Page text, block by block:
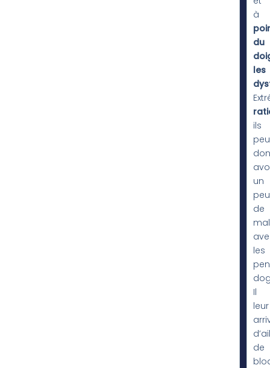
à
du
les
ils
un
peu
de
mal
les
Il
leur
de